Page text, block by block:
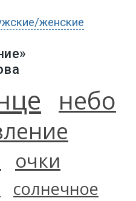
женские
небо
очки
солнечное